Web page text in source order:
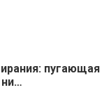
пугающая